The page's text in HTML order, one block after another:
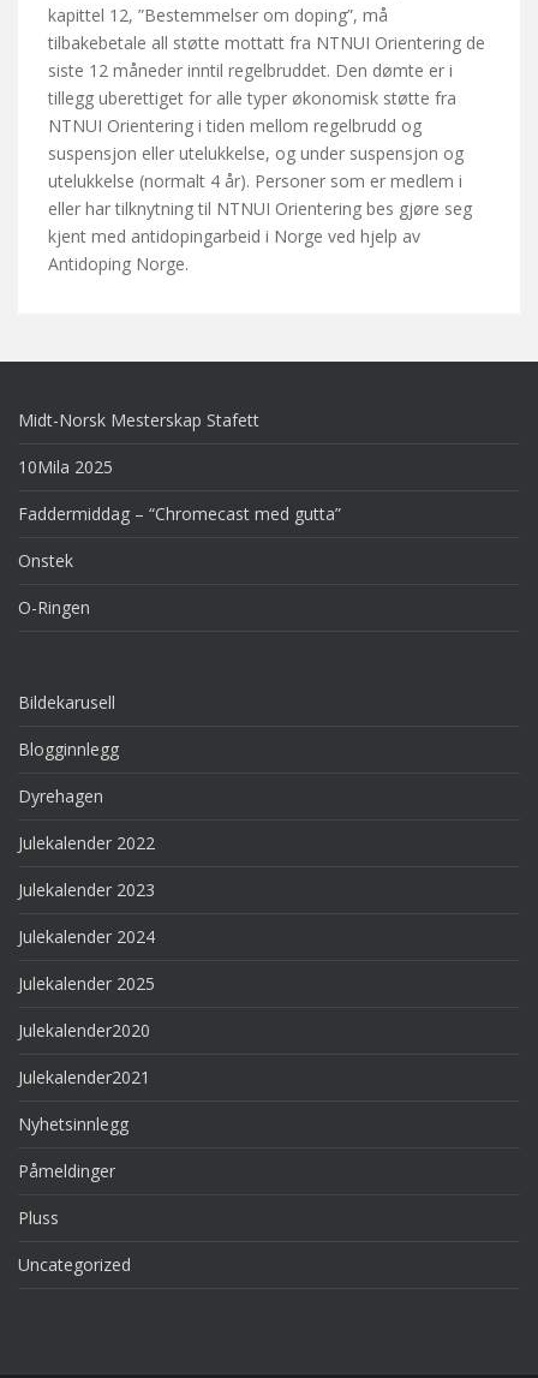
kapittel 12, ”Bestemmelser om doping”, må
tilbakebetale all støtte mottatt fra NTNUI Orientering de
siste 12 måneder inntil regelbruddet. Den dømte er i
tillegg uberettiget for alle typer økonomisk støtte fra
NTNUI Orientering i tiden mellom regelbrudd og
suspensjon eller utelukkelse, og under suspensjon og
utelukkelse (normalt 4 år). Personer som er medlem i
eller har tilknytning til NTNUI Orientering bes gjøre seg
kjent med antidopingarbeid i Norge ved hjelp av
Antidoping Norge.
Midt-Norsk Mesterskap Stafett
10Mila 2025
Faddermiddag – “Chromecast med gutta”
Onstek
O-Ringen
Bildekarusell
Blogginnlegg
Dyrehagen
Julekalender 2022
Julekalender 2023
Julekalender 2024
Julekalender 2025
Julekalender2020
Julekalender2021
Nyhetsinnlegg
Påmeldinger
Pluss
Uncategorized